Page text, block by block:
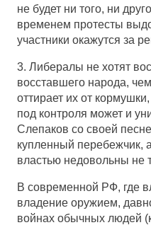
не будет ни того, ни
временем протесты
участники окажутся за
3. Либералы не хотят
восставшего народа,
оттирает их от
под контроля может и
Слепаков со своей
купленный перебежчик,
властью недовольны не
В современной РФ, где
владение оружием,
войнах обычных людей